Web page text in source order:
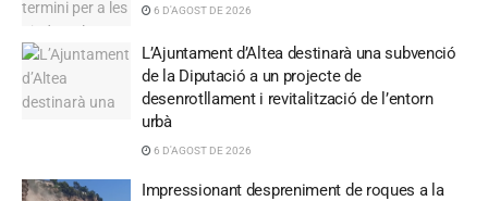
6 D'AGOST DE 2026
L’Ajuntament d’Altea destinarà una subvenció
de la Diputació a un projecte de
desenrotllament i revitalització de l’entorn
urbà
6 D'AGOST DE 2026
Impressionant despreniment de roques a la